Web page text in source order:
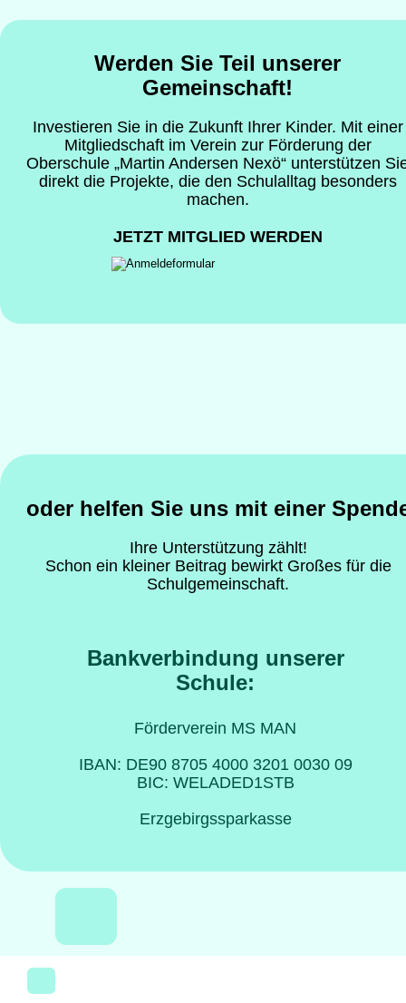
Werden Sie Teil unserer
Gemeinschaft!
Investieren Sie in die Zukunft Ihrer Kinder. Mit
Mitgliedschaft im Verein zur Förderung der
Oberschule „Martin Andersen Nexö“ unterstützen
direkt die Projekte, die den Schulalltag besonders
machen.
JETZT MITGLIED WERDEN
oder helfen Sie uns mit einer
Ihre Unterstützung zählt!
Schon ein kleiner Beitrag bewirkt Großes für die
Schulgemeinschaft.
Bankverbindung unserer
Schule:
Förderverein MS MAN
IBAN: DE90 8705 4000 3201 0030 09
BIC: WELADED1STB
Erzgebirgssparkasse